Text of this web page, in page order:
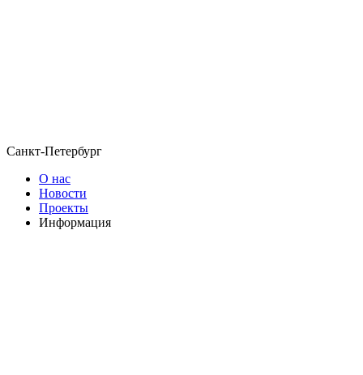
Санкт-Петербург
О нас
Новости
Проекты
Информация